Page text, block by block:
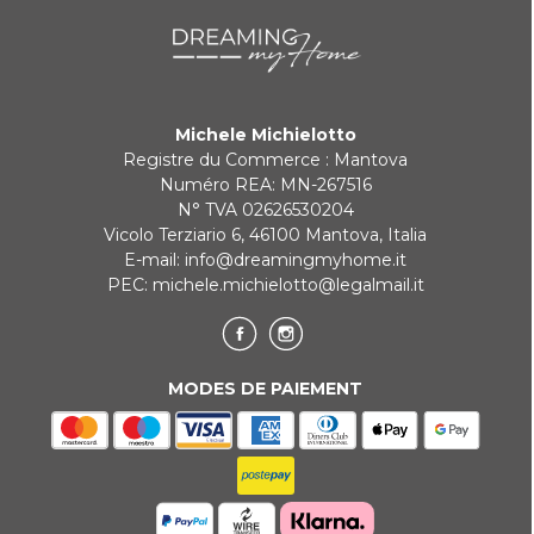
REDIRECTIONS BANCAIRES
Michele Michielotto
Registre du Commerce : Mantova
Numéro REA: MN-267516
N° TVA 02626530204
Vicolo Terziario 6, 46100 Mantova, Italia
E-mail: info@dreamingmyhome.it
PEC: michele.michielotto@legalmail.it
MODES DE PAIEMENT